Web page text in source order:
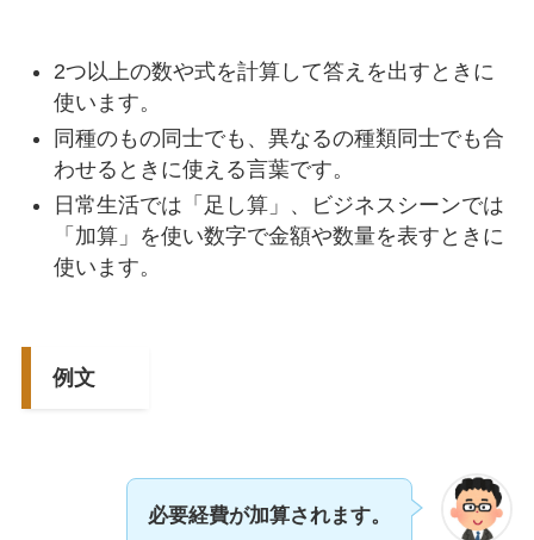
2つ以上の数や式を計算して答えを出すときに
使います。
同種のもの同士でも、異なるの種類同士でも合
わせるときに使える言葉です。
日常生活では「足し算」、ビジネスシーンでは
「加算」を使い数字で金額や数量を表すときに
使います。
例文
必要経費が加算されます。